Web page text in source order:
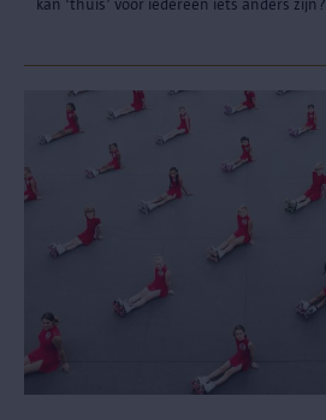
kan ‘thuis’ voor iedereen iets anders zijn?